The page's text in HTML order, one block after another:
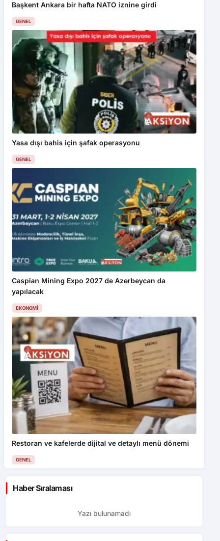
Başkent Ankara bir hafta NATO iznine girdi
GENEL
Yasa dışı bahis için şafak operasyonu
GENEL
Caspian Mining Expo 2027 de Azerbeycan da
yapılacak
EKONOMI
Restoran ve kafelerde dijital ve detaylı menü dönemi
GENEL
Haber Sıralaması
Yazı bulunamadı